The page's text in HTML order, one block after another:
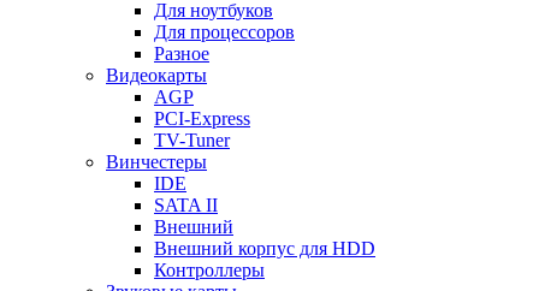
Для ноутбуков
Для процессоров
Разное
Видеокарты
AGP
PCI-Express
TV-Tuner
Винчестеры
IDE
SATA II
Внешний
Внешний корпус для HDD
Контроллеры